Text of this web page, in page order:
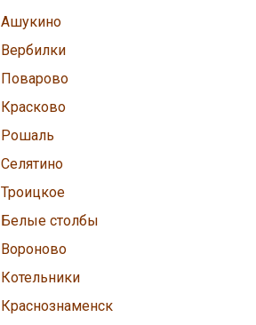
Ашукино
Вербилки
Поварово
Красково
Рошаль
Селятино
Троицкое
Белые столбы
Вороново
Котельники
Краснознаменск